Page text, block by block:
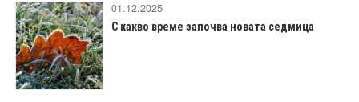
01.12.2025
С какво време започва новата седмица